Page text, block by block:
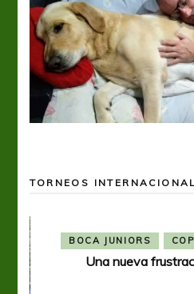
TORNEOS
BOCA JUNIORS
Una nueva